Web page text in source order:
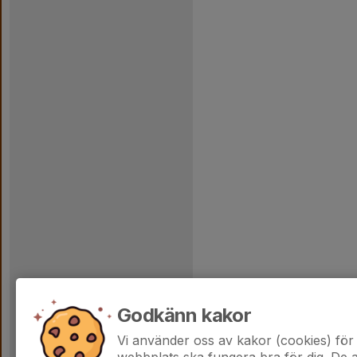
Godkänn kakor
Vi använder oss av kakor (cookies)